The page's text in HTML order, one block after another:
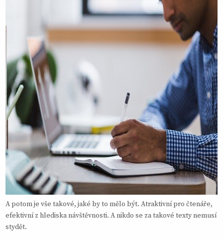
A potom je vše takové, jaké by to mělo být. Atraktivní pro čtenáře,
efektivní z hlediska návštěvnosti. A nikdo se za takové texty nemusí
stydět.